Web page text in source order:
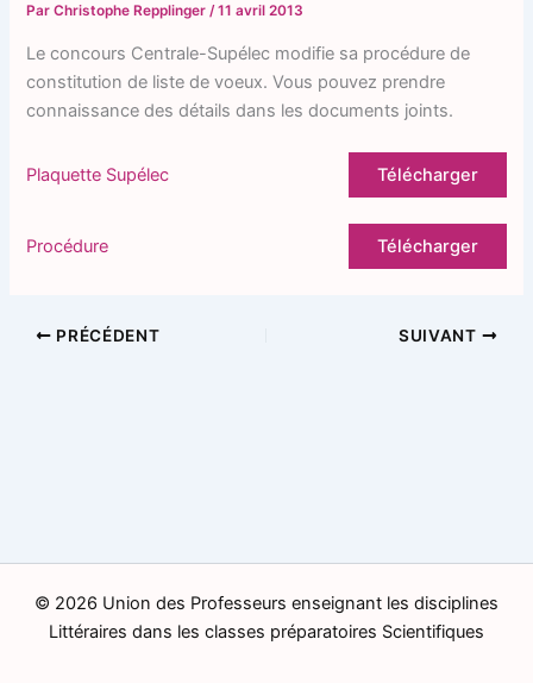
ParChristophe Repplinger/11 avril 2013
Le concours Centrale-Supélec modifie sa procédure de
constitution de liste de voeux. Vous pouvez prendre
connaissance des détails dans les documents joints.
Plaquette Supélec Télécharger
Procédure Télécharger
PRÉCÉDENT SUIVANT
© 2026 Union des Professeurs enseignant les disciplines
Littéraires dans les classes préparatoires Scientifiques